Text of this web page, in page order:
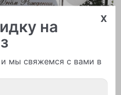
x
на
мы свяжемся с вами в